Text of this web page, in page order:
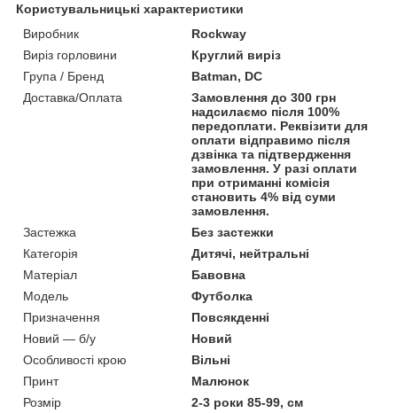
Користувальницькі характеристики
Виробник
Rockway
Виріз горловини
Круглий виріз
Група / Бренд
Batman, DC
Доставка/Оплата
Замовлення до 300 грн
надсилаємо після 100%
передоплати. Реквізити для
оплати відправимо після
дзвінка та підтвердження
замовлення. У разі оплати
при отриманні комісія
становить 4% від суми
замовлення.
Застежка
Без застежки
Категорія
Дитячі, нейтральні
Матеріал
Бавовна
Мoдель
Футболка
Призначення
Повсякденні
Новий — б/у
Новий
Особливості крою
Вільні
Принт
Малюнок
Розмір
2-3 роки 85-99, см